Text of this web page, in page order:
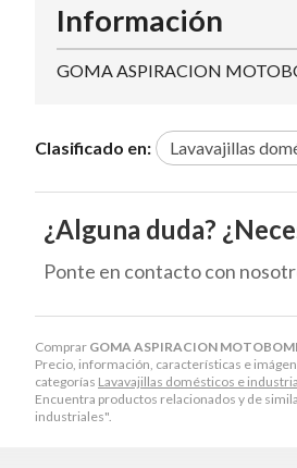
Comprar GOMA ASPIRACION
Precio, información, características e
categorías Lavavajillas domésticos e
Encuentra productos relacionados y de
industriales".
Información
GOMA ASPIRACION
Clasificado en: Lavavajillas
¿Alguna duda?
Ponte en contacto con